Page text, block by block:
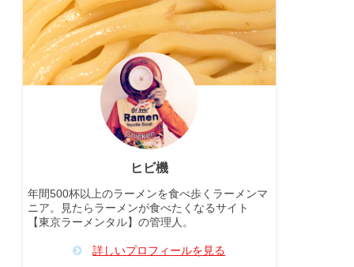
ヒビ機
年間500杯以上のラーメンを食べ歩くラーメンマ
ニア。見たらラーメンが食べたくなるサイト
【東京ラーメンタル】の管理人。
詳しいプロフィールを見る